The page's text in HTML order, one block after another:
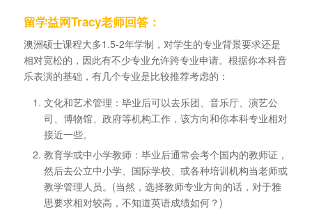
留学益网Tracy老师回答：
澳洲硕士课程大多1.5-2年学制，对学生的专业背景要求还是
相对宽松的，因此有不少专业允许跨专业申请。根据你本科音
乐表演的基础，有几个专业是比较推荐考虑的：
文化和艺术管理：毕业后可以去乐团、音乐厅、演艺公
司、博物馆、政府等机构工作，该方向和你本科专业相对
接近一些。
教育学或中小学教师：毕业后通常会考个国内的教师证，
然后去公立中小学、国际学校、或各种培训机构当老师或
教学管理人员。(当然，选择教师专业方向的话，对于雅
思要求相对较高，不知道英语成绩如何？)